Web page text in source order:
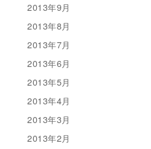
2013年9月
2013年8月
2013年7月
2013年6月
2013年5月
2013年4月
2013年3月
2013年2月